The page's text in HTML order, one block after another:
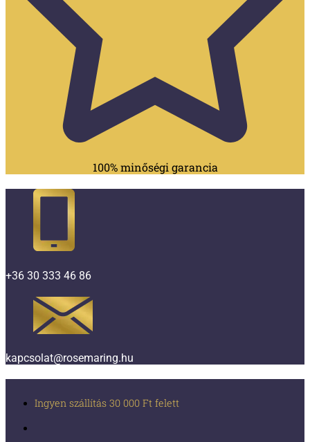
100% minőségi garancia
+36 30 333 46 86
kapcsolat@rosemaring.hu
Ingyen szállítás 30 000 Ft felett